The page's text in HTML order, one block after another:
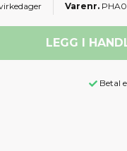
LEGG I
Betal